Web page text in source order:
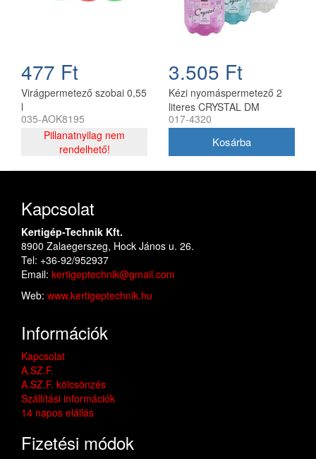
477 Ft
Virágpermetező szobai 0,55
l
035-AOK8195
Pillanatnyilag nem
rendelhető!
3.505 Ft
Kézi nyomáspermetező 2
literes CRYSTAL DM
átlátszó
017-4320
Kapcsolat
Kertigép-Technik Kft.
8900 Zalaegerszeg, Hock János u. 26.
Tel: +36-92/952937
Email: kertigeptechnik@gmail.com
Web: www.kertigeptechnik.hu
Információk
Kapcsolat
A.SZ.F.
A.SZ.F. kölcsönzés
Szállítási információk
14 napos elállás
Fizetési módok